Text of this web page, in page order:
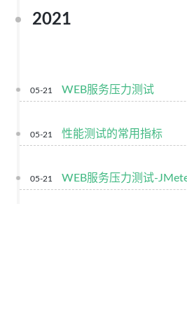
2021
05-21 WEB服务压力测试
05-21 性能测试的常用指标
05-21 WEB服务压力测试-